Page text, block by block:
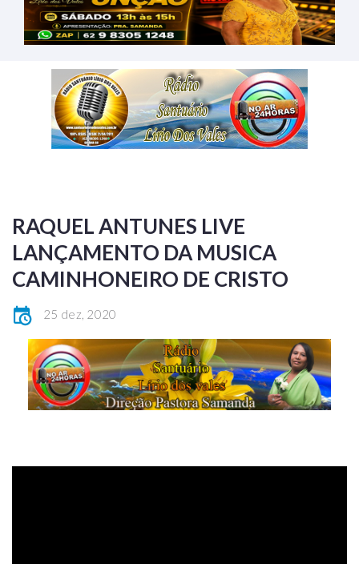
RAQUEL ANTUNES LIVE
LANÇAMENTO DA MUSICA
CAMINHONEIRO DE CRISTO
25 dez, 2020